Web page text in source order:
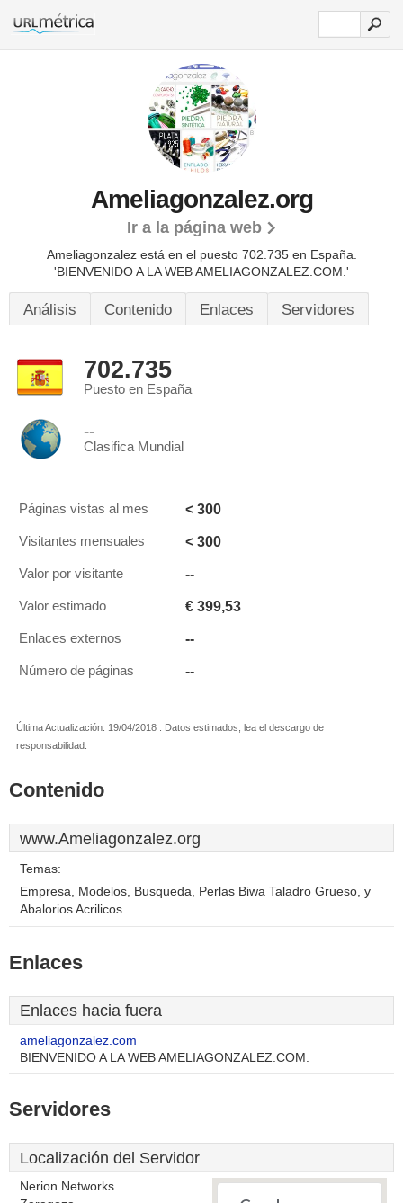
Ameliagonzalez.org
Ir a la página web
Ameliagonzalez está en el puesto 702.735 en España.
'BIENVENIDO A LA WEB AMELIAGONZALEZ.COM.'
Análisis Contenido Enlaces Servidores
702.735
Puesto en España
--
Clasifica Mundial
Páginas vistas al mes < 300
Visitantes mensuales < 300
Valor por visitante --
Valor estimado € 399,53
Enlaces externos --
Número de páginas --
Última Actualización: 19/04/2018 . Datos estimados, lea el descargo de
responsabilidad.
Contenido
www.Ameliagonzalez.org
Temas:
Empresa, Modelos, Busqueda, Perlas Biwa Taladro Grueso, y
Abalorios Acrilicos.
Enlaces
Enlaces hacia fuera
ameliagonzalez.com
BIENVENIDO A LA WEB AMELIAGONZALEZ.COM.
Servidores
Localización del Servidor
Nerion Networks